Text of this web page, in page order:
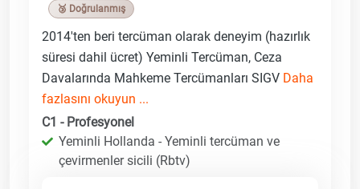
🥉 Doğrulanmış
2014'ten beri tercüman olarak deneyim (hazırlık
süresi dahil ücret) Yeminli Tercüman, Ceza
Davalarında Mahkeme Tercümanları SIGV Daha
fazlasını okuyun ...
C1 - Profesyonel
Yeminli Hollanda - Yeminli tercüman ve
çevirmenler sicili (Rbtv)